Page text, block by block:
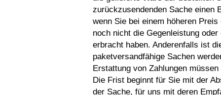
zurückzusendenden Sache einen
wenn Sie bei einem höheren
noch nicht die Gegenleistung
erbracht haben. Anderenfalls ist
paketversandfähige Sachen
Erstattung von Zahlungen
Die Frist beginnt für Sie mit der
der Sache, für uns mit deren